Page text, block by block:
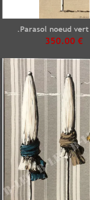
.Parasol noeud
350.00 €